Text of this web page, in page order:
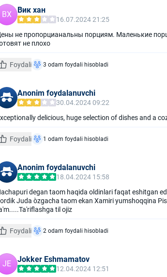
ВХ Вик хан
16.07.2024 21:25
не пропорцианальны порциям. Маленькие
не плохо
Foydali 3 odam foydali hisobladi
Anonim foydalanuvchi
30.04.2024 09:22
delicious, huge selection of dishes and a
Foydali 1 odam foydali hisobladi
Anonim foydalanuvchi
18.04.2024 15:58
degan taom haqida oldinlari faqat eshitgan
Juda òzgacha taom ekan Xamiri yumshoqqina
til ojiz
Foydali 2 odam foydali hisobladi
JE Jokker Eshmamatov
12.04.2024 12:51